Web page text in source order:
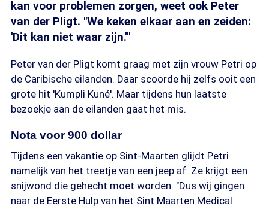
kan voor problemen zorgen, weet ook Peter
van der Pligt. "We keken elkaar aan en zeiden:
'Dit kan niet waar zijn.'"
Peter van der Pligt komt graag met zijn vrouw Petri op
de Caribische eilanden. Daar scoorde hij zelfs ooit een
grote hit 'Kumpli Kuné'. Maar tijdens hun laatste
bezoekje aan de eilanden gaat het mis.
Nota voor 900 dollar
Tijdens een vakantie op Sint-Maarten glijdt Petri
namelijk van het treetje van een jeep af. Ze krijgt een
snijwond die gehecht moet worden. "Dus wij gingen
naar de Eerste Hulp van het Sint Maarten Medical